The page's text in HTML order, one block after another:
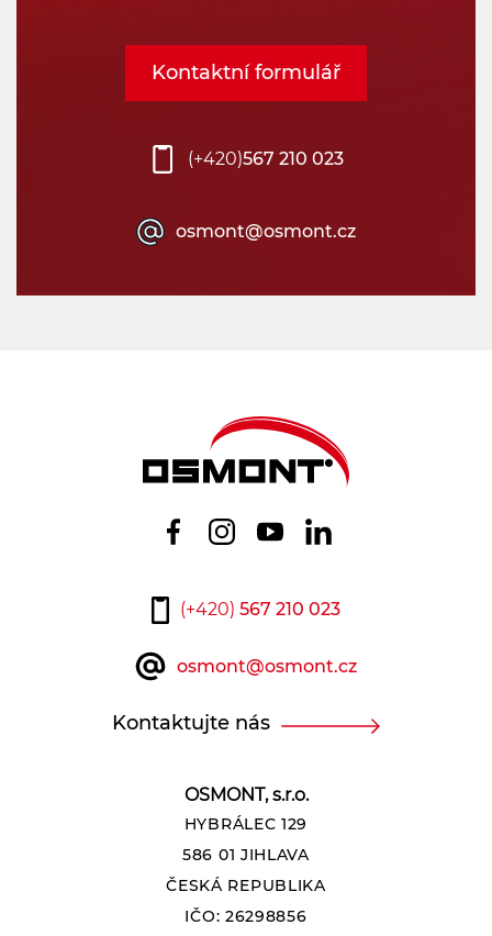
(+420)567 210 023
osmont@osmont.cz
Kontaktní formulář
OSMONT, s.r.o.
HYBRÁLEC 129
586 01 JIHLAVA
ČESKÁ REPUBLIKA
IČO: 26298856
(+420) 567 210 023
osmont@osmont.cz
Kontaktujte nás